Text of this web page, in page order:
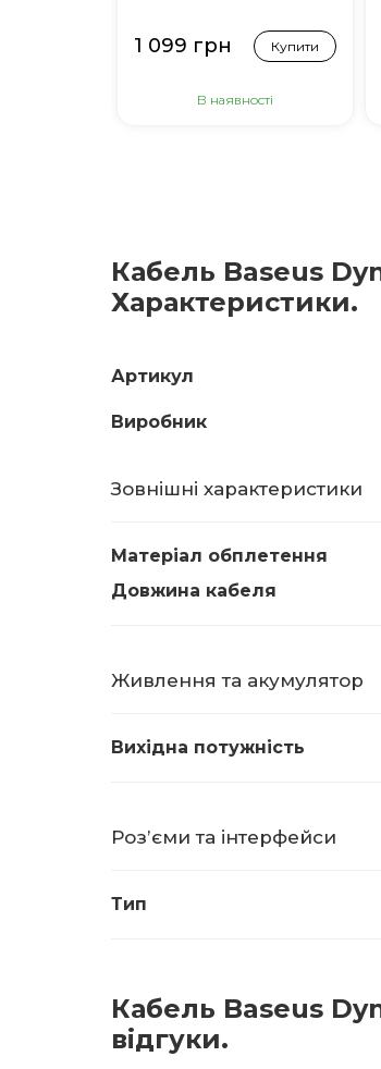
1 099 грн Купити
В наявності
Кабель Baseus
Характеристики.
Артикул
Виробник
Зовнішні характеристики
Матеріал обплетення
Довжина кабеля
Живлення та акумулятор
Вихідна потужність
Розʼєми та інтерфейси
Тип
Кабель Baseus
відгуки.